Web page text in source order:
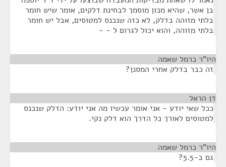
בן אשר, שהיא מכון מוסמך לבחינת דלקים, אומר שיש חומר
בלתי מזוהה בדלק, לא כזה שנכנס למטוסים, אבל יש חומר
בלתי מזוהה, והוא יכול לגרום ל - -
היו"ר כרמל שאמה
זה כבר בדלק אחרי המסנן?
דן הראל
ככל שאי יודע - אני אומר עכשיו מה אני יודע: הדלק שנכנס
למטוסים לאורך כל הדרך הוא דלק נקי.
היו"ר כרמל שאמה
גם ב-5.5?